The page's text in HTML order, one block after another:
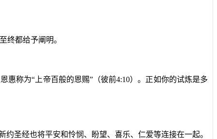
终都给予阐明。
惠称为“上帝百般的恩赐”（彼前4:10）。正如你的试炼是多
圣经也将平安和怜悯、盼望、喜乐、仁爱等连接在一起。